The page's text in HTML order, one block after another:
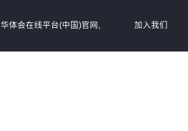
华体会在线平台(中国)官网, 加入我们